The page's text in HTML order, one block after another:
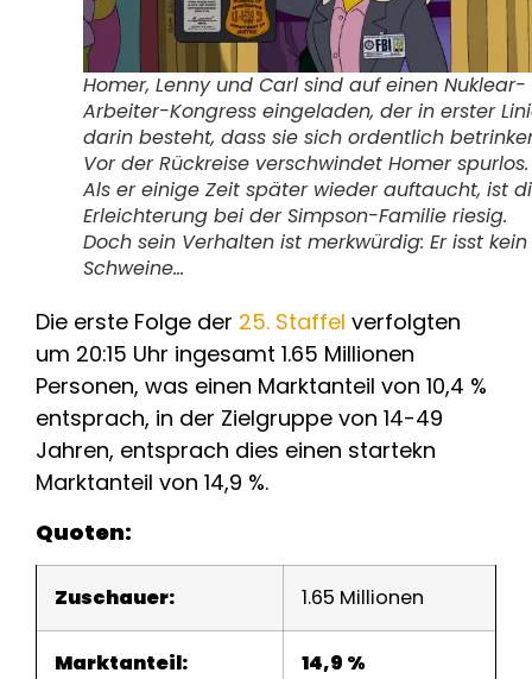
Homer, Lenny und Carl sind auf einen Nuklear-
Arbeiter-Kongress eingeladen, der in erster
darin besteht, dass sie sich ordentlich
Vor der Rückreise verschwindet Homer spurlos.
Als er einige Zeit später wieder auftaucht, ist
Erleichterung bei der Simpson-Familie riesig.
Doch sein Verhalten ist merkwürdig: Er isst kein
Schweine…
Die erste Folge der 25. Staffel verfolgten
um 20:15 Uhr ingesamt 1.65 Millionen
Personen, was einen Marktanteil von 10,4 %
entsprach, in der Zielgruppe von 14-49
Jahren, entsprach dies einen startekn
Marktanteil von 14,9 %.
Quoten:
Zuschauer: 1.65 Millionen
Marktanteil: 14,9 %